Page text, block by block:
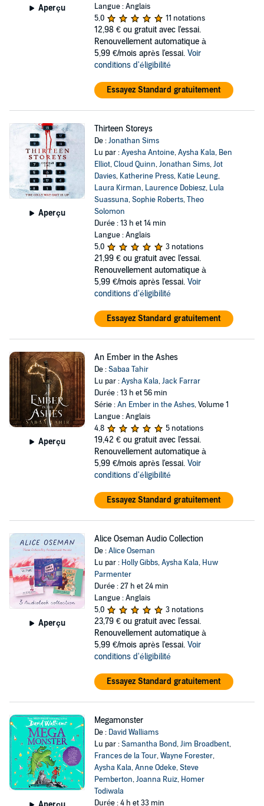
Aperçu
Langue : Anglais
5,0
11 notations
12,98 € ou gratuit avec l'essai.
Renouvellement automatique à
5,99 €/mois après l'essai. Voir
conditions d'éligibilité
Essayez Standard gratuitement
Aperçu
Thirteen Storeys
De :Jonathan Sims
Lu par :Ayesha Antoine,Aysha Kala, Ben
Elliot,Cloud Quinn,Jonathan Sims,Jot
Davies, Katherine Press, Katie Leung,
Laura Kirman, Laurence Dobiesz, Lula
Suassuna,Sophie Roberts,Theo
Solomon
Durée : 13 h et 14 min
Langue : Anglais
5,0
3 notations
21,99 € ou gratuit avec l'essai.
Renouvellement automatique à
5,99 €/mois après l'essai. Voir
conditions d'éligibilité
Essayez Standard gratuitement
Aperçu
An Ember in the Ashes
De :Sabaa Tahir
Lu par :Aysha Kala,Jack Farrar
Durée : 13 h et 56 min
Série :An Ember in the Ashes, Volume 1
Langue : Anglais
4,8
5 notations
19,42 € ou gratuit avec l'essai.
Renouvellement automatique à
5,99 €/mois après l'essai. Voir
conditions d'éligibilité
Essayez Standard gratuitement
Aperçu
Alice Oseman Audio Collection
De :Alice Oseman
Lu par : Holly Gibbs,Aysha Kala, Huw
Parmenter
Durée : 27 h et 24 min
Langue : Anglais
5,0
3 notations
23,79 € ou gratuit avec l'essai.
Renouvellement automatique à
5,99 €/mois après l'essai. Voir
conditions d'éligibilité
Essayez Standard gratuitement
Megamonster
De : David Walliams
Lu par :Samantha Bond,Jim Broadbent,
Frances de la Tour,Wayne Forester,
Aysha Kala,Anne Odeke,Steve
Pemberton,Joanna Ruiz, Homer
Todiwala
Durée : 4 h et 33 min